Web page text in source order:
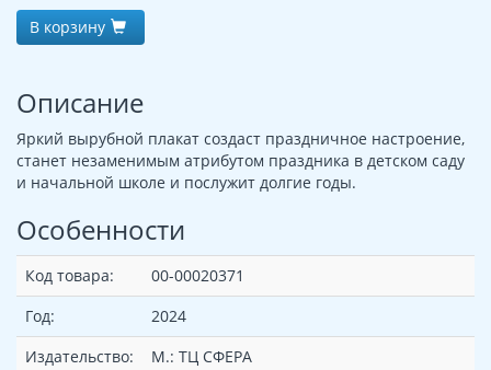
В корзину
Описание
Яркий вырубной плакат создаст праздничное настроение,
станет незаменимым атрибутом праздника в детском саду
и начальной школе и послужит долгие годы.
Особенности
Код товара:
00-00020371
Год:
2024
Издательство:
М.: ТЦ СФЕРА